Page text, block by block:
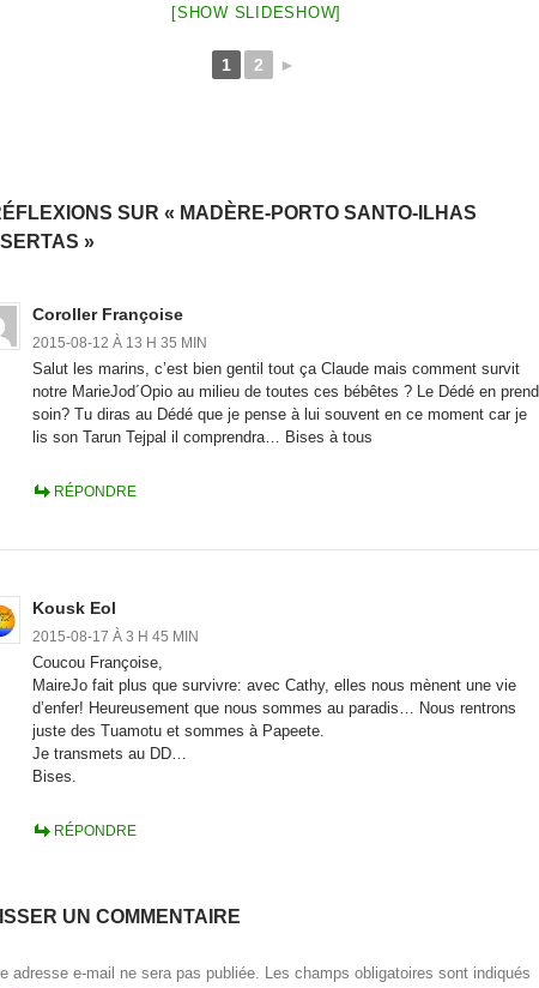
[SHOW SLIDESHOW]
1 2 ►
SUR « MADÈRE-PORTO SANTO-ILHAS
»
Coroller Françoise
2015-08-12 À 13 H 35 MIN
Salut les marins, c’est bien gentil tout ça Claude mais comment survit
notre MarieJod´Opio au milieu de toutes ces bébêtes ? Le Dédé en prend
soin? Tu diras au Dédé que je pense à lui souvent en ce moment car je
lis son Tarun Tejpal il comprendra… Bises à tous
RÉPONDRE
Kousk Eol
2015-08-17 À 3 H 45 MIN
Coucou Françoise,
MaireJo fait plus que survivre: avec Cathy, elles nous mènent une vie
d’enfer! Heureusement que nous sommes au paradis… Nous rentrons
juste des Tuamotu et sommes à Papeete.
Je transmets au DD…
Bises.
RÉPONDRE
UN COMMENTAIRE
adresse e-mail ne sera pas publiée.
Les champs obligatoires sont indiqués